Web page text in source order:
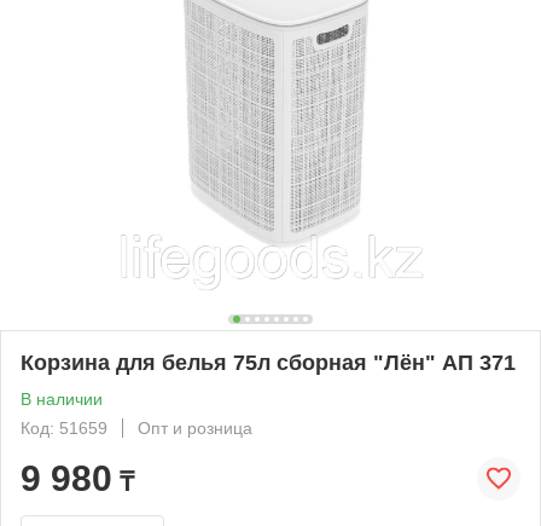
Корзина для белья 75л сборная "Лён" АП 371
В наличии
Код: 51659
Опт и розница
9 980 ₸